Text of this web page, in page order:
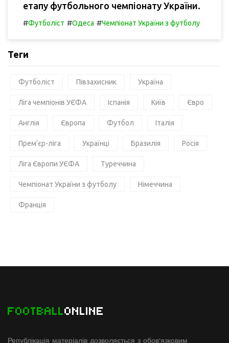
етапу футбольного чемпіонату України.
#Футболіст #Одеса #Чемпіонат України з футболу
Теги
Футболіст Півзахисник Україна
Ліга чемпіонів УЄФА Іспанія Київ Євро
Англія Європа Футбол Італія
Прем'єр-ліга Українці Бразилія Росія
Ліга Європи УЄФА Туреччина
Чемпіонат України з футболу Німеччина
Франція
FOOTBALLONLINE
Републікація матеріалів дозволяється з обов'язковим